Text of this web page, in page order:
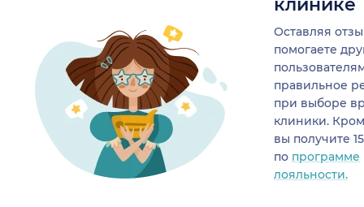
Оставляя
помогаете
правильное
при выборе
клиники.
вы получите
по программе
лояльности.